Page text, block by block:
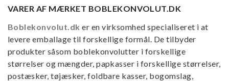
VARER AF MÆRKET BOBLEKONVOLUT.DK
Boblekonvolut.dk er en virksomhed specialiseret i at
levere emballage til forskellige formål. De tilbyder
produkter såsom boblekonvolutter i forskellige
størrelser og mængder, papkasser i forskellige størrelser,
postæsker, tøjæsker, foldbare kasser, bogomslag,